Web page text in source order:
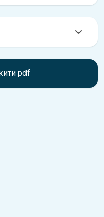
з характеристиками
Можливі
pdf